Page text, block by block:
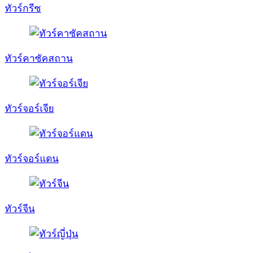
ทัวร์กรีซ
ทัวร์คาซัคสถาน
ทัวร์จอร์เจีย
ทัวร์จอร์แดน
ทัวร์จีน